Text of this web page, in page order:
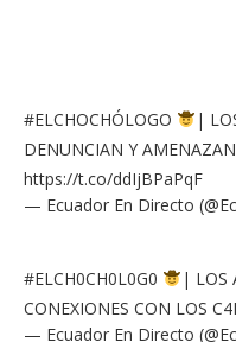
#ELCHOCHÓLOGO
|
DENUNCIAN Y
https://t.co/ddIjBPaPqF
— Ecuador En Directo
#ELCH0CH0L0G0
| LOS
CONEXIONES CON LOS
— Ecuador En Directo